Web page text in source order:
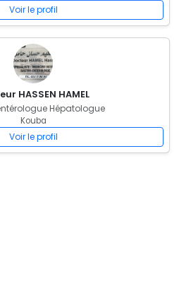
Voir le profil
HASSEN HAMEL
Hépatologue
Kouba
Voir le profil